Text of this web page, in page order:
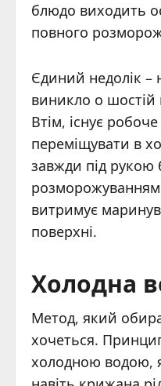
блюдо виходить
повного
Єдиний недолік –
виникло о шостій
Втім, існує
переміщувати в
завжди під рукою
розморожуванням
витримує
поверхні.
Холодна
Метод, який
хочеться.
холодною водою,